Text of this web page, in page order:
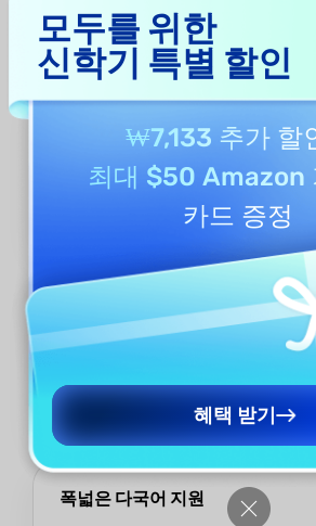
생성기를 사용해야
트를 생성해 이력서 수정에 드는 시간을 크게
불릿 포인트를 완성할 수 있습니다.
필요에 맞춘 3가지 모드
완전히 새로운 이력서 불릿 포인트를 처음부
기존 이력서를 기반으로 내용을 다듬을 수도
드 사이를 자유롭게 전환하며 개인 상황에
폭넓은 다국어 지원
모두를 위한
신학기 특별 할인
₩7,133 추가 할
최대 $50 Amazon
카드 증정
혜택 받기